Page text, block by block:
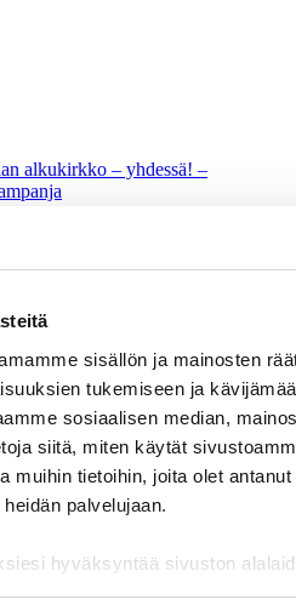
sisällön ja mainosten
tukemiseen ja
sosiaalisen median,
siitä, miten käytät
muihin tietoihin, joita olet
palvelujaan.
hyväksyntää sivuston
alkukirkko – yhdessä! –
10.6.2026